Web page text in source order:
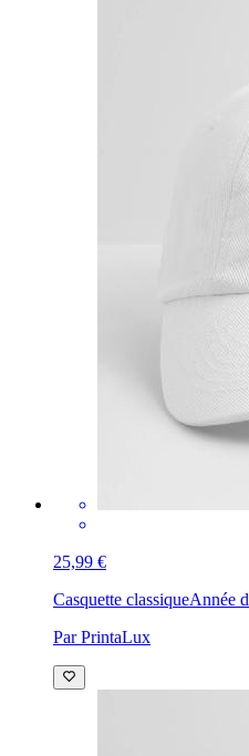
25,99 €
Casquette classiqueAnnée
Par PrintaLux